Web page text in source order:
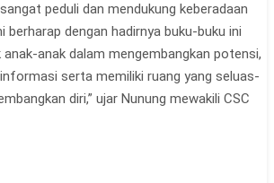
peduli dan mendukung keberadaan
berharap dengan hadirnya buku-buku ini
anak dalam mengembangkan potensi,
serta memiliki ruang yang seluas-
diri,” ujar Nunung mewakili CSC